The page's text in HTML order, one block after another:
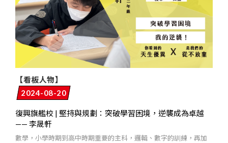
【看板人物】
2024-08-20
復興旗艦校 | 堅持與規劃：突破學習困境，逆襲成為卓越
—— 李晟軒
數學，小學時期到高中時期重要的主科，邏輯、數字的訓練，再加